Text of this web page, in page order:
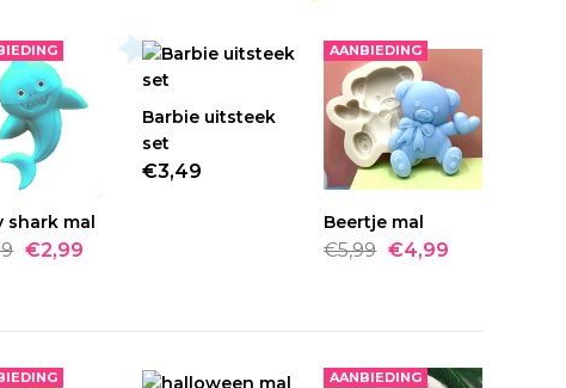
ADD TO COMPARE
VERLANGLIJST
shark mal
€2,99
BESTELLEN
Barbie uitsteek
set
€3,49
AANBIEDING
BESTELLEN
Beertje mal
€5,99 €4,99
AANBIEDING